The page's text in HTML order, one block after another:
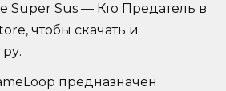
Super Sus — Кто Предатель в
чтобы скачать и
предназначен